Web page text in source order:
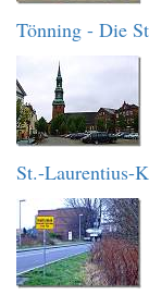
Tönning - Die
St.-Laurentius-